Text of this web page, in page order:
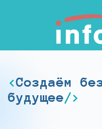
Создаём
будущее